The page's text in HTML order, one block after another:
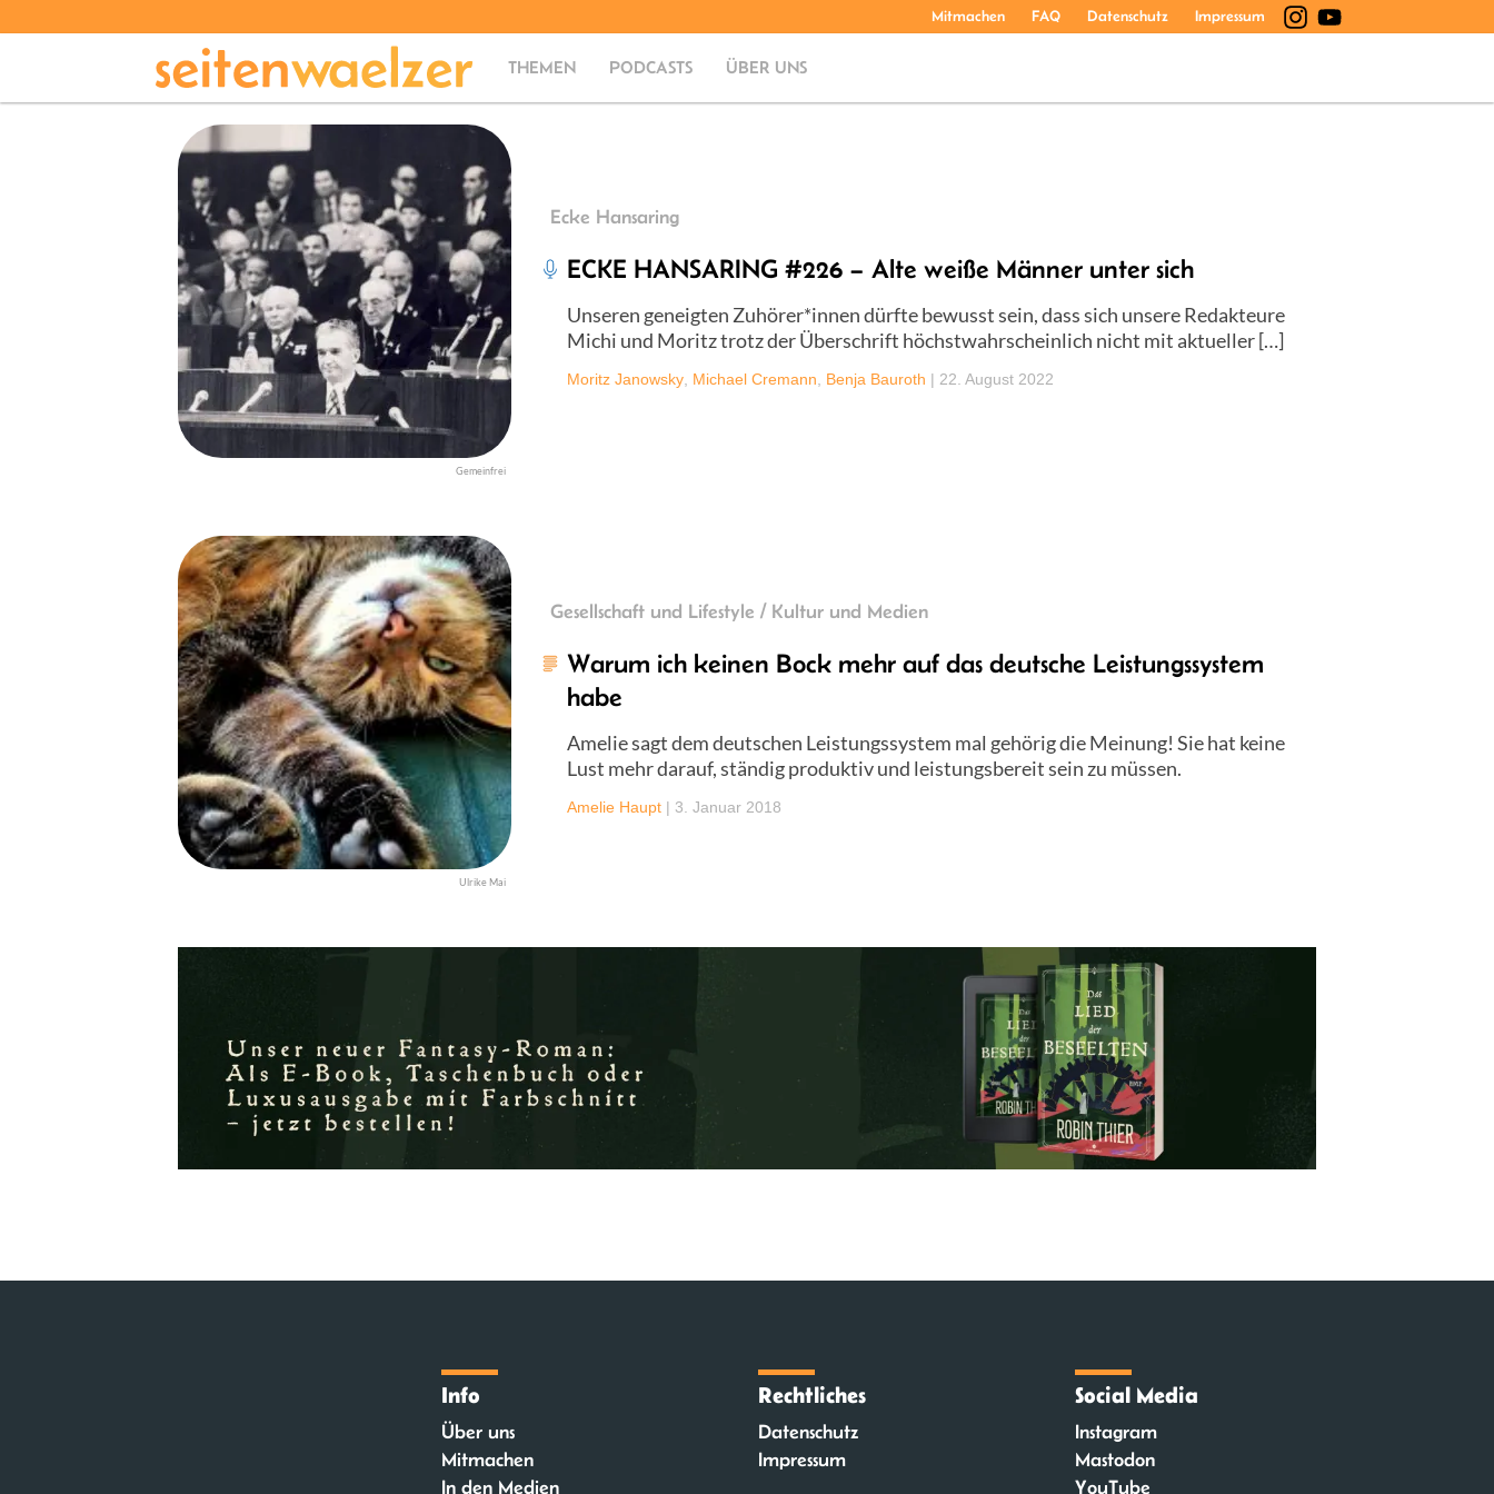
Mitmachen FAQ Datenschutz Impressum
THEMEN PODCASTS ÜBER UNS
Gemeinfrei
Ecke Hansaring
ECKE HANSARING #226 – Alte weiße Männer unter sich
Unseren geneigten Zuhörer*innen dürfte bewusst sein, dass sich unsere Redakteure
Michi und Moritz trotz der Überschrift höchstwahrscheinlich nicht mit aktueller […]
Moritz Janowsky Michael Cremann Benja Bauroth | 22. August 2022
Ulrike Mai
Gesellschaft und Lifestyle / Kultur und Medien
Warum ich keinen Bock mehr auf das deutsche Leistungssystem
habe
Amelie sagt dem deutschen Leistungssystem mal gehörig die Meinung! Sie hat keine
Lust mehr darauf, ständig produktiv und leistungsbereit sein zu müssen.
Amelie Haupt | 3. Januar 2018
Info
Über uns
Mitmachen
In den Medien
Rechtliches
Datenschutz
Impressum
Social Media
Instagram
Mastodon
YouTube